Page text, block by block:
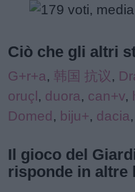
Ciò che gli altri
G+r+a, 韩国 抗议,
oruçl, duora, can+v,
Domed, biju+, dacia,
Il gioco del
risponde in altre